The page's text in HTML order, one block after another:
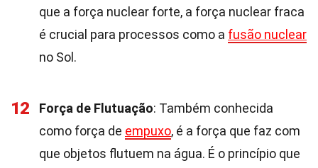
que a força nuclear forte, a força nuclear fraca
é crucial para processos como a fusão nuclear
no Sol.
12 Força de Flutuação: Também conhecida
como força de empuxo, é a força que faz com
que objetos flutuem na água. É o princípio que